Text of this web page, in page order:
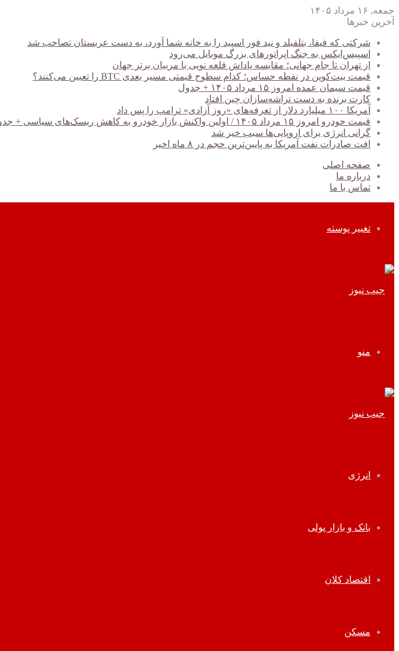
جمعه, ۱۶ مرداد ۱۴۰۵
آخرین خبرها
شرکتی که فیفا، بتلفیلد و نید فور اسپید را به خانه شما آورد، به دست عربستان تصاحب شد
اسپیس‌ایکس به جنگ اپراتورهای بزرگ موبایل می‌رود
از تهران تا جام جهانی؛ مقایسه پاداش قلعه نویی با مربیان برتر جهان
قیمت بیت‌کوین در نقطه حساس؛ کدام سطوح قیمتی مسیر بعدی BTC را تعیین می‌کنند؟
قیمت سیمان عمده امروز ۱۵ مرداد ۱۴۰۵ + جدول
کارت برنده به دست تراشه‌سازان چین افتاد
آمریکا ۱۰۰ میلیارد دلار از تعرفه‌های «روز آزادی» ترامپ را پس داد
قیمت خودرو امروز ۱۵ مرداد ۱۴۰۵ / اولین واکنش بازار خودرو به کاهش ریسک‌های سیاسی + جدول
گرانی انرژی برای اروپایی‌ها سبب خیر شد
افت صادرات نفت آمریکا به پایین‌ترین حجم در ۸ ماه اخیر
صفحه اصلی
درباره ما
تماس با ما
تغییر پوسته
منو
انرژی
بانک و بازار پولی
اقتصاد کلان
مسکن